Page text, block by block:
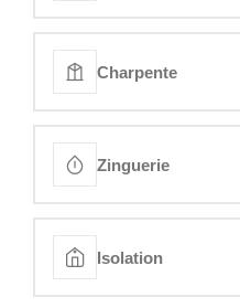
Charpente
Zinguerie
Isolation